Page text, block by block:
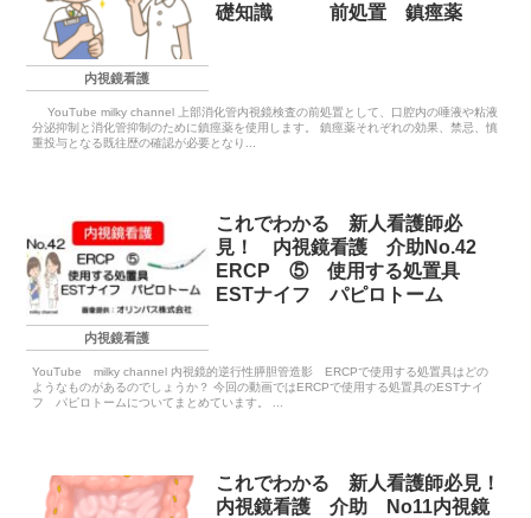
内視鏡看護
礎知識 前処置 鎮痙薬
YouTube milky channel 上部消化管内視鏡検査の前処置として、口腔内の唾液や粘液
分泌抑制と消化管抑制のために鎮痙薬を使用します。 鎮痙薬それぞれの効果、禁忌、慎
重投与となる既往歴の確認が必要となり...
内視鏡看護
これでわかる 新人看護師必
見！ 内視鏡看護 介助No.42
ERCP ⑤ 使用する処置具
ESTナイフ パピロトーム
YouTube milky channel 内視鏡的逆行性膵胆管造影 ERCPで使用する処置具はどの
ようなものがあるのでしょうか？ 今回の動画ではERCPで使用する処置具のESTナイ
フ パピロトームについてまとめています。 ...
これでわかる 新人看護師必見！
内視鏡看護 介助 No11内視鏡